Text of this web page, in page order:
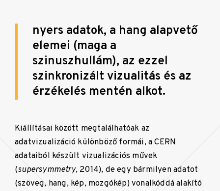
nyers adatok, a hang alapvető
elemei (maga a
szinuszhullám), az ezzel
szinkronizált vizualitás és az
érzékelés mentén alkot.
Kiállításai között megtalálhatóak az
adatvizualizáció különböző formái, a CERN
adataiból készült vizualizációs művek
(supersymmetry, 2014), de egy bármilyen adatot
(szöveg, hang, kép, mozgókép) vonalkóddá alakító